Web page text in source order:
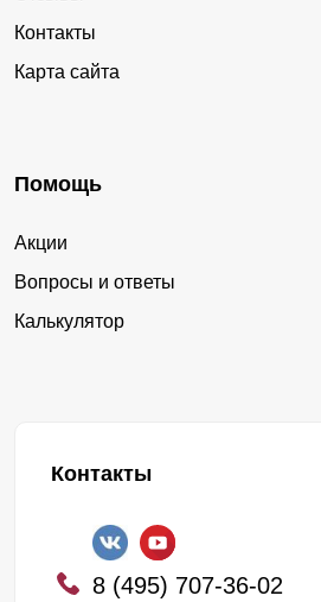
Контакты
Карта сайта
Помощь
Акции
Вопросы и ответы
Калькулятор
Контакты
8 (495) 707-36-02